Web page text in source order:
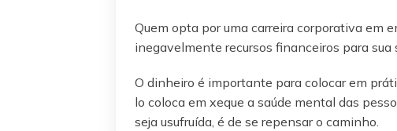
Quem opta por uma carreira corporativa em
inegavelmente recursos financeiros para sua
O dinheiro é importante para colocar em
lo coloca em xeque a saúde mental das
seja usufruída, é de se repensar o caminho.